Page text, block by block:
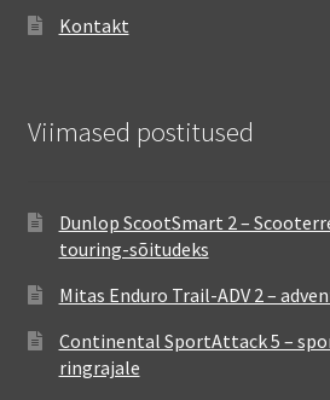
Kontakt
Viimased postitused
Dunlop ScootSmart 2 –
touring-sõitudeks
Mitas Enduro Trail-ADV 2 –
Continental SportAttack 5 –
ringrajale